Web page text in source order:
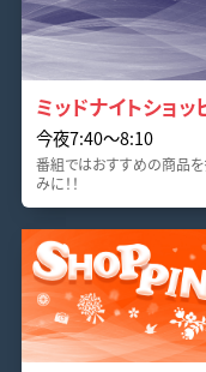
ミッドナイトショッ
今夜7:40〜8:10
番組ではおすすめの商品を
みに！！